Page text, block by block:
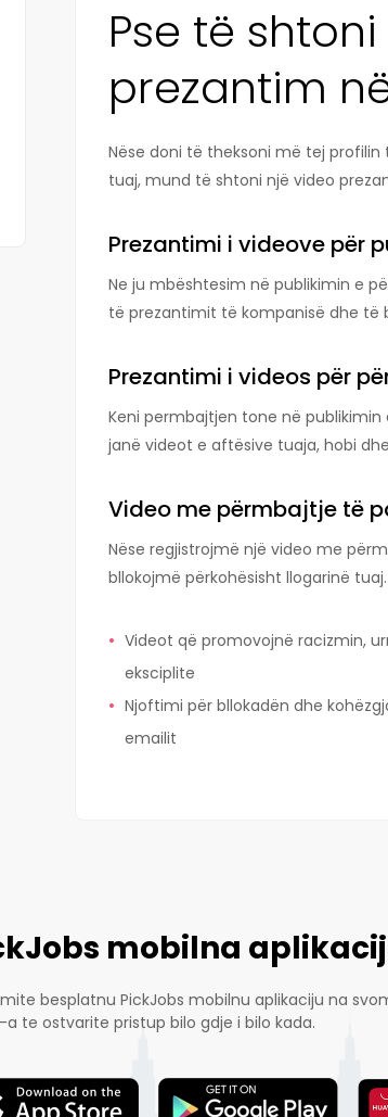
Pse të
prezantim
Nëse doni të theksoni më tej
tuaj, mund të shtoni një video
Prezantimi i videove për
Ne ju mbështesim në publikimin e
të prezantimit të kompanisë dhe të
Prezantimi i videos për
Keni permbajtjen tone në
janë videot e aftësive tuaja, hobi
Video me përmbajtje të
Nëse regjistrojmë një video me
bllokojmë përkohësisht llogarinë tuaj.
Videot që promovojnë racizmin,
eksciplite
Njoftimi për bllokadën dhe
emailit
mobilna
besplatnu PickJobs mobilnu aplikaciju na
a te ostvarite pristup bilo gdje i bilo kada.